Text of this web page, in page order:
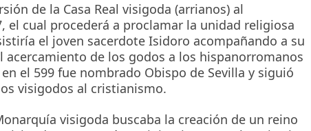
de la Casa Real visigoda (arrianos) al
el cual procederá a proclamar la unidad religiosa
el joven sacerdote Isidoro acompañando a su
de los godos a los hispanorromanos
el 599 fue nombrado Obispo de Sevilla y siguió
visigodos al cristianismo.
visigoda buscaba la creación de un reino